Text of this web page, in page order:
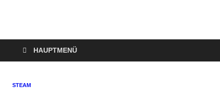
Technoloki: Gaming
und Entertainment
News
Blockbuster, Indie-Perlen und Retro-Klassiker.
HAUPTMENÜ
STEAM